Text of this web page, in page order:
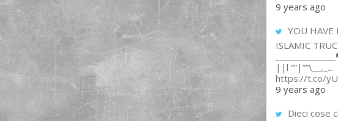
9 years ago
YOU HAVE
ISLAMIC
||l “”|””\__,_...
https://t.co/
9 years ago
Dieci cose